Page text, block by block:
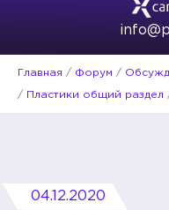
Главная / Форум /
/ Пластики общий раздел
04.12.2020